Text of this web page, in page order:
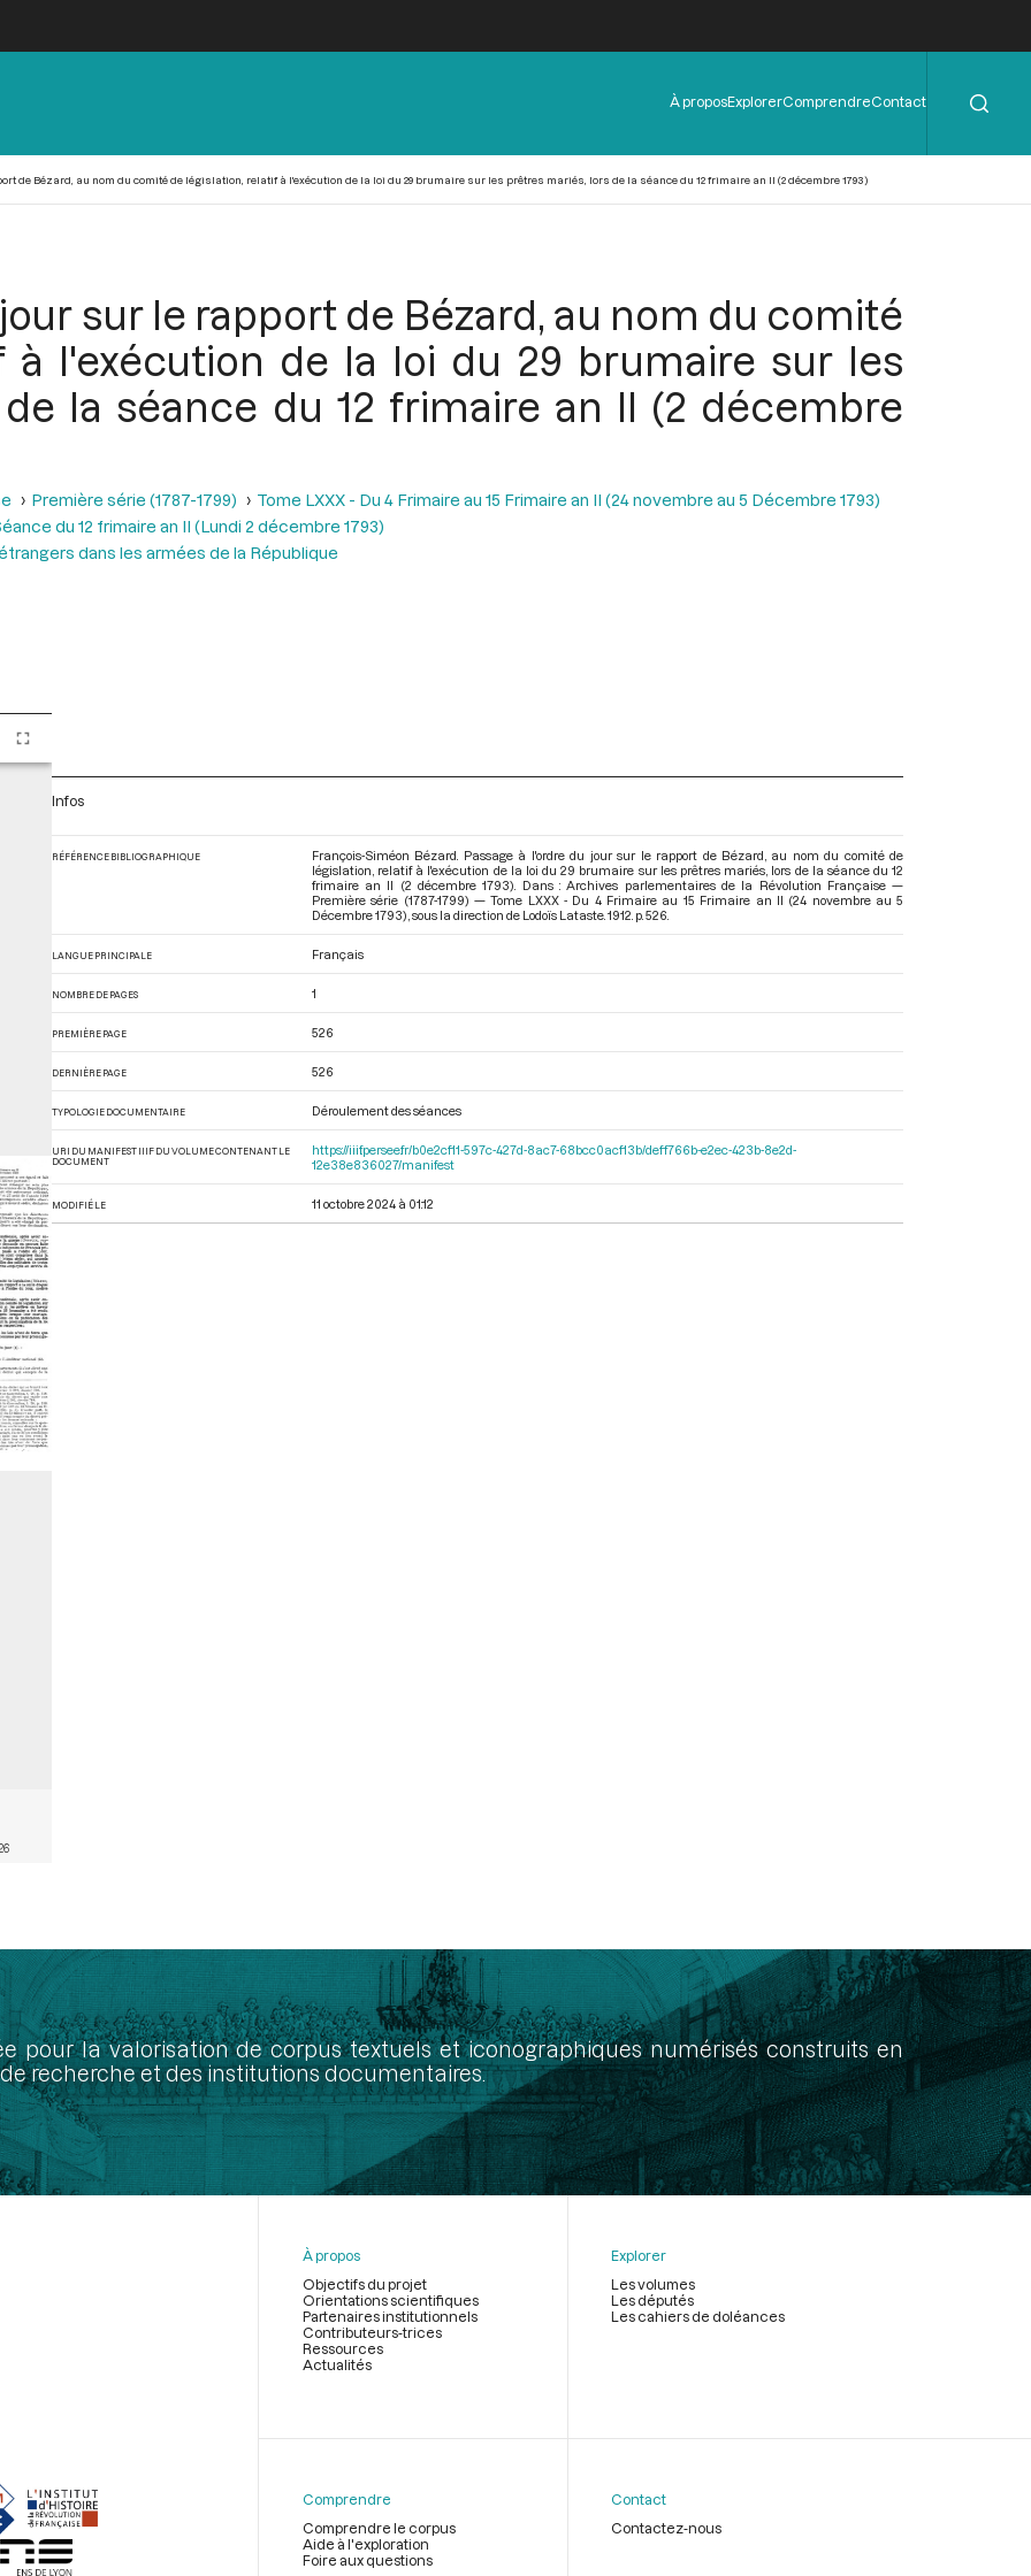
Menu
de
À proposExplorerComprendreContact
de Bézard, au nom du comité de législation, relatif à l'exécution de la loi du 29 brumaire sur les prêtres mariés, lors de la séance du 12 frimaire an II (2 décembre 1793)
sur le rapport de Bézard, au nom du comité
à l'exécution de la loi du 29 brumaire sur les
la séance du 12 frimaire an II (2 décembre
Première série (1787-1799)
Tome LXXX - Du 4 Frimaire au 15 Frimaire an II (24 novembre au 5 Décembre 1793)
du 12 frimaire an II (Lundi 2 décembre 1793)
dans les armées de la République
Infos
RÉFÉRENCE BIBLIOGRAPHIQUE
François-Siméon Bézard. Passage à l'ordre du jour sur le rapport de Bézard, au nom du comité de
législation, relatif à l'exécution de la loi du 29 brumaire sur les prêtres mariés, lors de la séance du 12
frimaire an II (2 décembre 1793). Dans : Archives parlementaires de la Révolution Française —
Première série (1787-1799) — Tome LXXX - Du 4 Frimaire au 15 Frimaire an II (24 novembre au 5
Décembre 1793) , sous la direction de Lodoïs Lataste. 1912. p. 526.
LANGUE PRINCIPALE Français
NOMBRE DE PAGES 1
PREMIÈRE PAGE 526
DERNIÈRE PAGE 526
TYPOLOGIE DOCUMENTAIRE Déroulement des séances
URI DU MANIFEST IIIF DU VOLUME CONTENANT LE
DOCUMENT
https://iiif.persee.fr/b0e2cf11-597c-427d-8ac7-68bcc0acf13b/deff766b-e2ec-423b-8e2d-
12e38e836027/manifest
MODIFIÉ LE 11 octobre 2024 à 01:12
pour la valorisation de corpus textuels et iconographiques numérisés construits en
recherche et des institutions documentaires.
page
À propos
Objectifs du projet
Orientations scientifiques
Partenaires institutionnels
Contributeurs-trices
Ressources
Actualités
Explorer
Les volumes
Les députés
Les cahiers de doléances
Comprendre
Comprendre le corpus
Aide à l'exploration
Foire aux questions
Contact
Contactez-nous